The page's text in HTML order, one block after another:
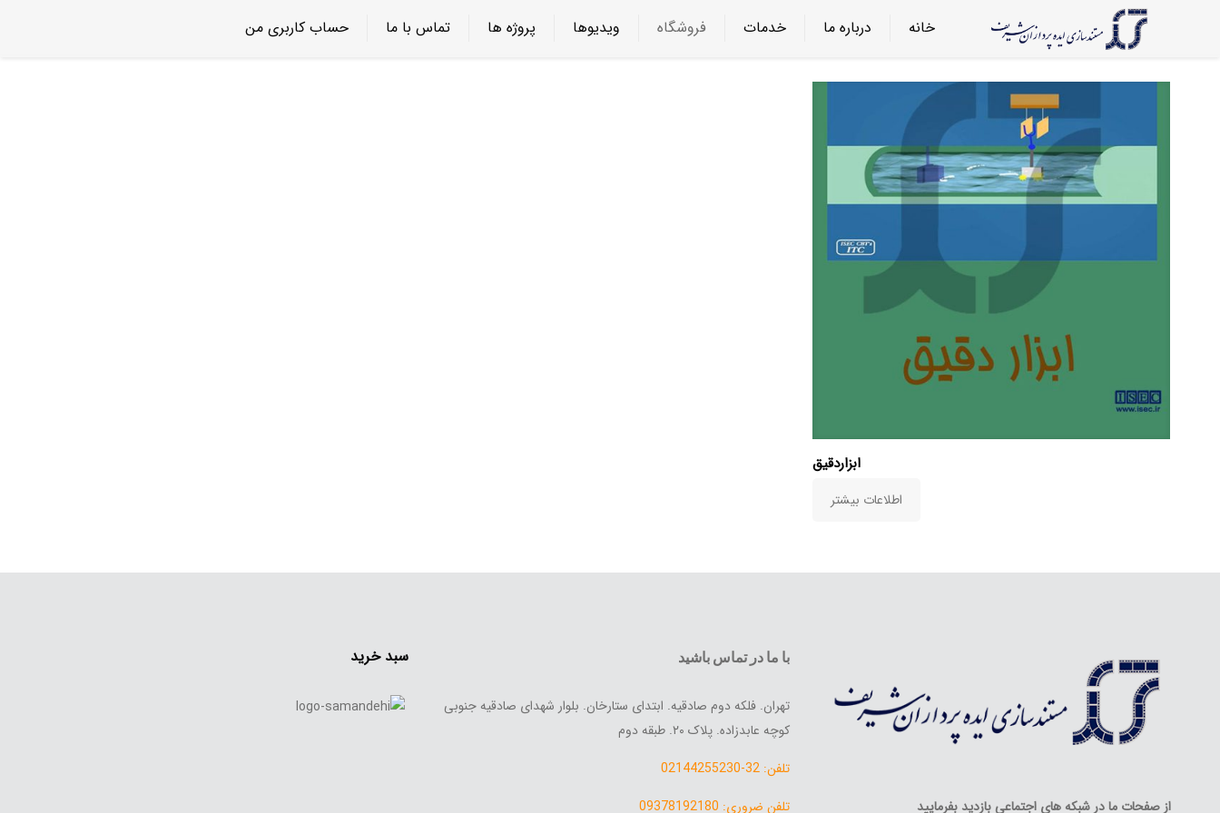
خانه درباره ما خدمات فروشگاه ویدیوها پروژه ها تماس با ما حساب کاربری من
ابزاردقیق
اطلاعات بیشتر
از صفحات ما در شبکه های اجتماعی بازدید بفرمایید
با ما در تماس باشید
تهران. فلکه دوم صادقیه. ابتدای ستارخان. بلوار شهدای صادقیه جنوبی
کوچه عابدزاده. پلاک ۲۰. طبقه دوم
تلفن: 32-02144255230
تلفن ضروری: 09378192180
سبد خرید